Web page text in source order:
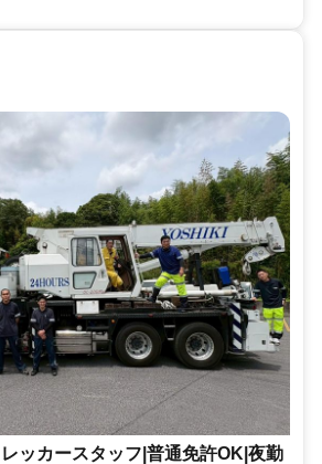
ッカースタッフ|普通免許OK|夜勤